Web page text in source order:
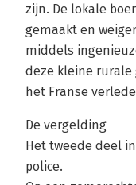
zijn. De lokale
gemaakt en
middels
deze kleine rurale
het Franse
De vergelding
Het tweede deel
police.